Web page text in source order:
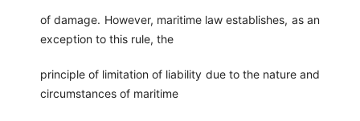
of damage. However, maritime law establishes, as an
exception to this rule, the
principle of limitation of liability due to the nature and
circumstances of maritime